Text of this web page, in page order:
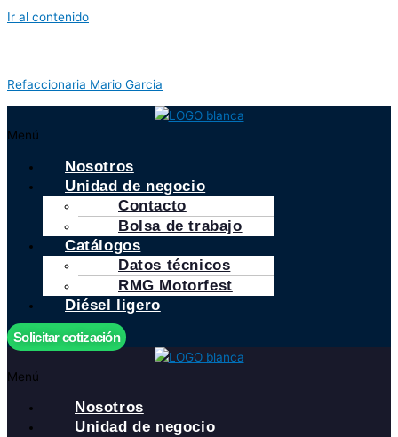
Ir al contenido
Refaccionaria Mario Garcia
Menú
Nosotros
Unidad de negocio
Contacto
Bolsa de trabajo
Catálogos
Datos técnicos
RMG Motorfest
Diésel ligero
Solicitar cotización
Menú
Nosotros
Unidad de negocio